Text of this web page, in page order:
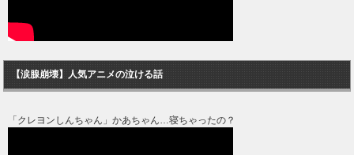
【涙腺崩壊】人気アニメの泣ける話
「クレヨンしんちゃん」かあちゃん…寝ちゃったの？